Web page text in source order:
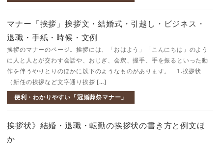
マナー「挨拶」挨拶文・結婚式・引越し・ビジネス・
退職・手紙・時候・文例
挨拶のマナーのページ。挨拶には、「おはよう」「こんにちは」のよう
に人と人とが交わす会話や、おじぎ、会釈、握手、手を振るといった動
作を伴うやりとりのほかに以下のようなものがあります。 1.挨拶状
（新任の挨拶など文字通り挨拶 […]
便利・わかりやすい「冠婚葬祭マナー」
挨拶状》結婚・退職・転勤の挨拶状の書き方と例文ほ
か